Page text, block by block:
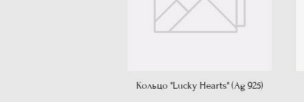
Кольцо "Lucky Hearts" (Ag 925)